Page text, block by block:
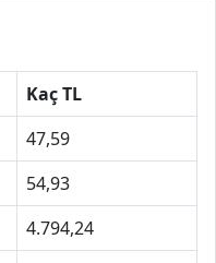
Kaç TL
47,59
54,93
4.794,24